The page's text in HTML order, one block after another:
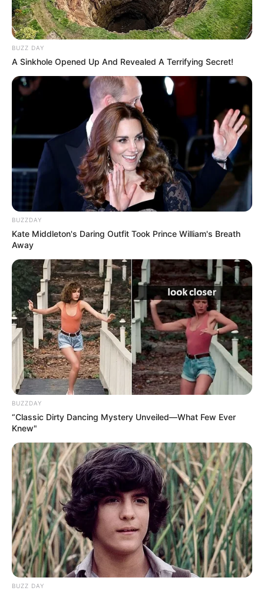
BUZZ DAY
A Sinkhole Opened Up And Revealed A Terrifying Secret!
BUZZDAY
Kate Middleton's Daring Outfit Took Prince William's Breath
Away
BUZZDAY
“Classic Dirty Dancing Mystery Unveiled—What Few Ever
Knew"
BUZZ DAY